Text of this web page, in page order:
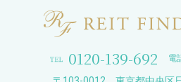
0120-139-692 電